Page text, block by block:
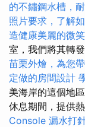
的不鏽鋼水槽，
照片要求，了解
造健康美麗的微笑
室，我們將其轉
苗栗外燴，為您
定做的房間設計
美海岸的這個地
休息期間，提供
Console 漏水打